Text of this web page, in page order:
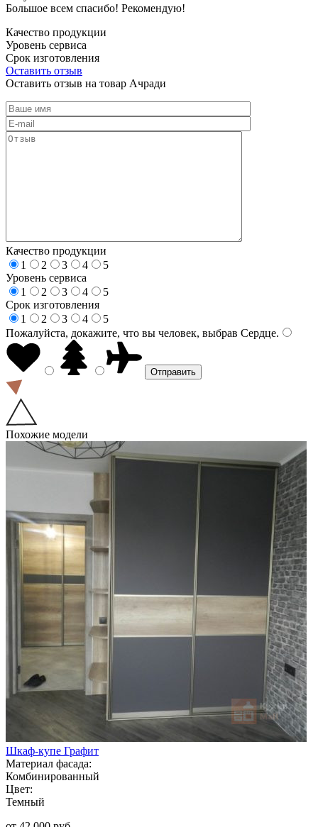
Большое всем спасибо! Рекомендую!
Качество продукции
Уровень сервиса
Срок изготовления
Оставить отзыв
Оставить отзыв на товар Ачради
Качество продукции
1
2 3 4
5
Уровень сервиса
1
2 3 4
5
Срок изготовления
1
2 3 4
5
Пожалуйста, докажите, что вы человек, выбрав Сердце.
Похожие модели
Шкаф-купе Графит
Материал фасада:
Комбинированный
Цвет:
Темный